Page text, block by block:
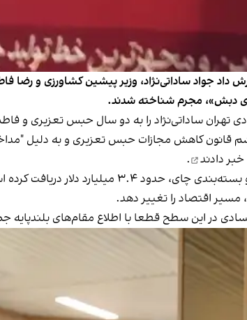
داد جواد ساداتی‌نژاد، وزیر پیشین کشاورزی و
دبش»، مجرم شناخته شدند.
قانون کاهش مجازات حبس تعزیری و به دلیل
خبر دادند
.
دلار دریافت کرده است.
اقتصاد را تغییر دهد.
در این سطح قطعا با اطلاع مقام‌های بلندپایه